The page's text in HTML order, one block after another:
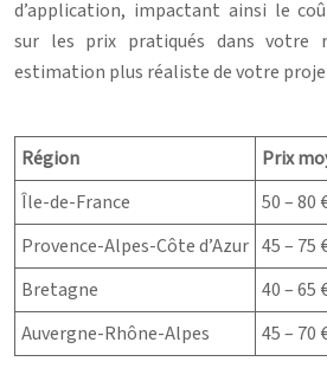
d’application, impactant ainsi le
sur les prix pratiqués dans votre
estimation plus réaliste de votre
Région
Prix
Île-de-France
50 – 80
Provence-Alpes-Côte d’Azur 45 – 75
Bretagne
40 – 65
Auvergne-Rhône-Alpes
45 – 70